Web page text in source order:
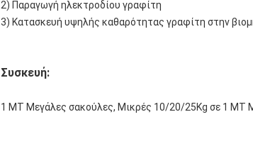
2) Παραγωγή ηλεκτροδίου γραφίτη
3) Κατασκευή υψηλής καθαρότητας γραφίτη στην
Συσκευή:
1 ΜΤ Μεγάλες σακούλες, Μικρές 10/20/25Kg σε 1 ΜΤ